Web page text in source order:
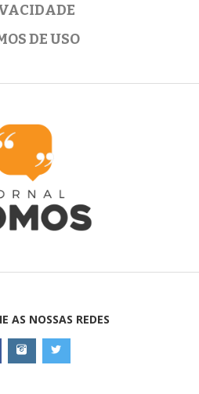
DE USO
AS NOSSAS REDES